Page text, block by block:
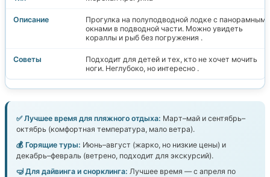
Прогулка на полуподводной лодке с панорамными
окнами в подводной части. Можно увидеть
кораллы и рыб без погружения .
Подходит для детей и тех, кто не хочет мочить
ноги. Неглубоко, но интересно .
✅ Лучшее время для пляжного отдыха: Март–май и сентябрь–
октябрь (комфортная температура, мало ветра).
💰 Горящие туры: Июнь–август (жарко, но низкие цены) и
декабрь–февраль (ветрено, подходит для экскурсий).
🤿 Для дайвинга и снорклинга: Лучшее время — с апреля по